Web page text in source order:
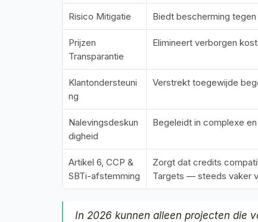
Risico Mitigatie Biedt bescherming
Prijzen
Transparantie
Elimineert verborgen
Klantondersteuni
ng
Verstrekt toegewijde
Nalevingsdeskun
digheid
Begeleidt in complexe
Artikel 6, CCP &
SBTi-afstemming
Zorgt dat credits
Targets — steeds vaker
In 2026 kunnen alleen projecten die